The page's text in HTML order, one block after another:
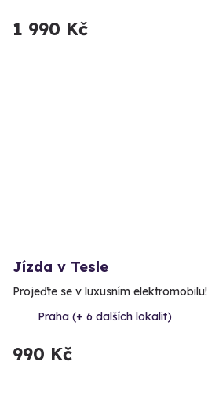
1 990 Kč
Jízda v Tesle
Projeďte se v luxusním elektromobilu!
Praha (+ 6 dalších lokalit)
990 Kč